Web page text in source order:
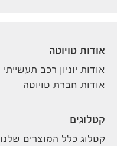
אודות טויוטה
אודות יוניון רכב תעשייתי
אודות חברת טויוטה
קטלוגים
קטלוג כלל המוצרים שלנו